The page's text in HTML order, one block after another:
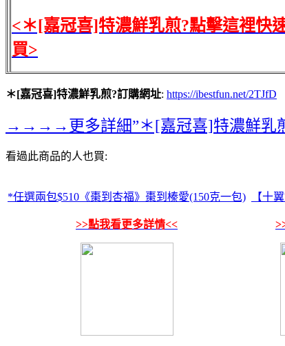
<＊[嘉冠喜]特濃鮮乳煎?點擊這裡快
買>
＊[嘉冠喜]特濃鮮乳煎?訂購網址: https://ibestfun.net/2TJfD
→→→→更多詳細”＊[嘉冠喜]特濃鮮
看過此商品的人也買:
*任選兩包$510《棗到杏福》棗到榛愛(150克一包)
>>點我看更多詳情<<
【十